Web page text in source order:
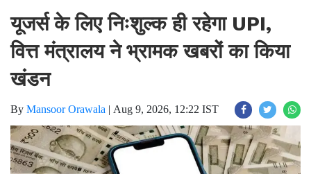
यूजर्स के लिए निःशुल्क ही रहेगा UPI,
वित्त मंत्रालय ने भ्रामक खबरों का किया
खंडन
By Mansoor Orawala | Aug 9, 2026, 12:22 IST